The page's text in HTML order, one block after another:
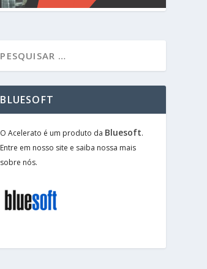
BLUESOFT
O Acelerato é um produto da Bluesoft.
Entre em nosso site e saiba nossa mais
sobre nós.